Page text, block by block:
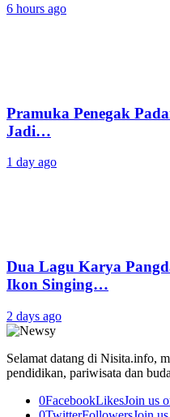
6 hours ago
Pramuka Penegak
Jadi…
1 day ago
Dua Lagu Karya
Ikon Singing…
2 days ago
Selamat datang di Nisita.info,
pendidikan, pariwisata dan
0FacebookLikesJoin us